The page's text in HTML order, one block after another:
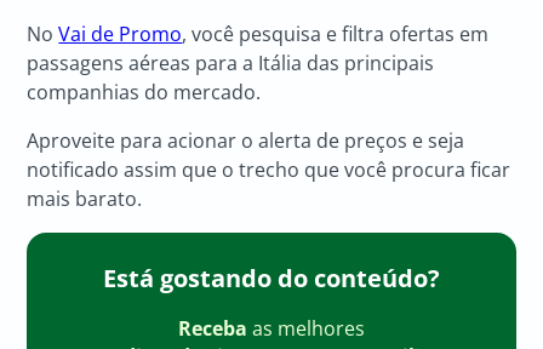
NoVai de Promo, você pesquisa e filtra ofertas em
passagens aéreas para a Itália das principais
companhias do mercado.
Aproveite para acionar o alerta de preços e seja
notificado assim que o trecho que você procura ficar
mais barato.
Está gostando do conteúdo?
Receba as melhores